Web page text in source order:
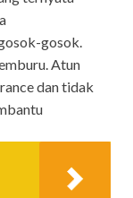
gosok.
Atun
dan tidak